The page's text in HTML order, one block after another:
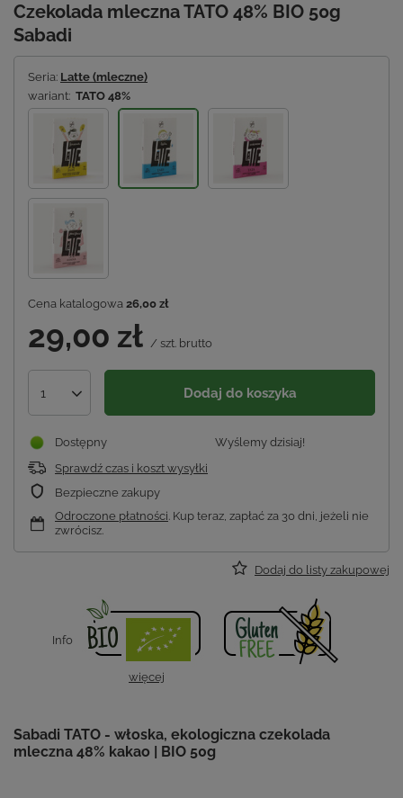
Czekolada mleczna TATO 48% BIO 50g
Sabadi
Seria: Latte (mleczne)
wariant: TATO 48%
Cena katalogowa 26,00 zł
29,00 zł / szt. brutto
1 Dodaj do koszyka
Wyślemy dzisiaj!
Dostępny
Sprawdź czas i koszt wysyłki
Bezpieczne zakupy
Odroczone płatności. Kup teraz, zapłać za 30 dni, jeżeli nie
zwrócisz.
Dodaj do listy zakupowej
Info
więcej
Sabadi TATO - włoska, ekologiczna czekolada
mleczna 48% kakao | BIO 50g